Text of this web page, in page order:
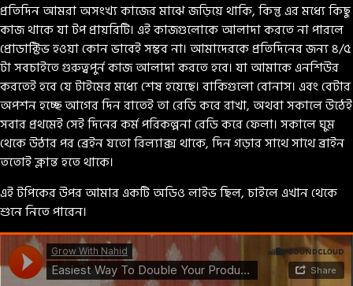
প্রতিদিন আমরা অসংখ্য কাজের মাঝে জড়িয়ে থাকি, কিন্তু এর মধ্যে কিছু
কাজ থাকে যা টপ প্রায়রিটি। এই কাজগুলোকে আলাদা করতে না পারলে
প্রোডাক্টিভ হওয়া কোন ভাবেই সম্ভব না। আমাদেরকে প্রতিদিনের জন্য ৪/৫
টা সবচাইতে গুরুত্বপুর্ন কাজ আলাদা করতে হবে। যা আমাকে এনশিউর
করতেই হবে যে টাইমের মধ্যে শেষ হয়েছে। বাকিগুলো বোনাস। এবং বেটার
অপশন হচ্ছে আগের দিন রাতেই তা রেডি করে রাখা, অথবা সকালে উঠেই
সবার প্রথমেই সেই দিনের কর্ম পরিকল্পনা রেডি করে ফেলা। সকালে ঘুম
থেকে উঠার পর ব্রেইন যতো রিল্যাক্স থাকে, দিন গড়ার সাথে সাথে ব্রাইন
ততোই ক্লান্ত হতে থাকে।
এই টপিকের উপর আমার একটি অডিও লাইভ ছিল, চাইলে এখান থেকে
শুনে নিতে পারেন।